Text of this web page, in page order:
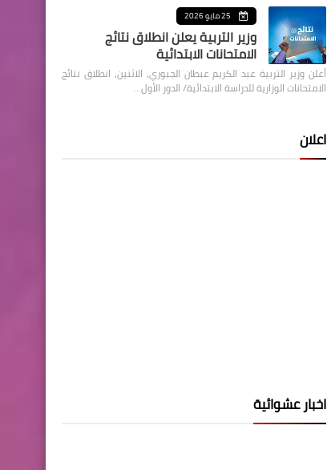
25 مايو 2026
وزير التربية يعلن انطلاق نتائج
الامتحانات الابتدائية
أعلن وزير التربية عبد الكريم عبطان الجبوري، الاثنين، انطلاق نتائج
الامتحانات الوزارية للدراسة الابتدائية/ الدور الأول…
اعلان
اخبار عشوائية